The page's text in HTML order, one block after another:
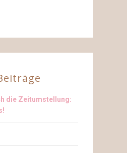
die Zeitumstellung: